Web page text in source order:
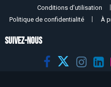
Conditions d’utilisation
Politique de confidentialité
À
SUIVEZ-NOUS